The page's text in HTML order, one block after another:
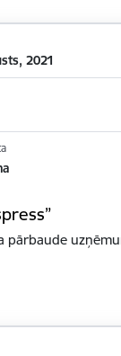
2021
pārbaude